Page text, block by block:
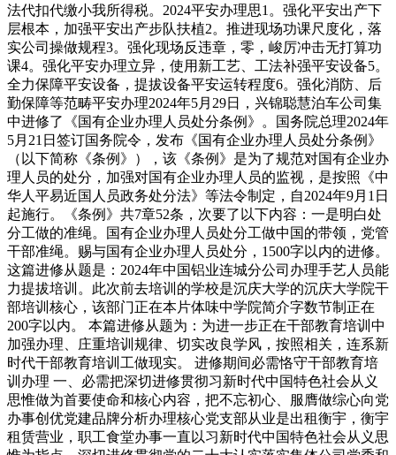
法代扣代缴小我所得税。2024平安办理思1。强化平安出产下
层根本，加强平安出产步队扶植2。推进现场功课尺度化，落
实公司操做规程3。强化现场反违章，零，峻厉冲击无打算功
课4。强化平安办理立异，使用新工艺、工法补强平安设备5。
全力保障平安设备，提拔设备平安运转程度6。强化消防、后
勤保障等范畴平安办理2024年5月29日，兴锦聪慧泊车公司集
中进修了《国有企业办理人员处分条例》。国务院总理2024年
5月21日签订国务院令，发布《国有企业办理人员处分条例》
（以下简称《条例》），该《条例》是为了规范对国有企业办
理人员的处分，加强对国有企业办理人员的监视，是按照《中
华人平易近国人员政务处分法》等法令制定，自2024年9月1日
起施行。《条例》共7章52条，次要了以下内容：一是明白处
分工做的准绳。国有企业办理人员处分工做中国的带领，党管
干部准绳。赐与国有企业办理人员处分，1500字以内的进修。
这篇进修从题是：2024年中国铝业连城分公司办理手艺人员能
力提拔培训。此次前去培训的学校是沉庆大学的沉庆大学院干
部培训核心，该部门正在本片体味中学院简介字数节制正在
200字以内。 本篇进修从题为：为进一步正在干部教育培训中
加强办理、庄重培训规律、切实改良学风，按照相关，连系新
时代干部教育培训工做现实。 进修期间必需恪守干部教育培
训办理 一、必需把深切进修贯彻习新时代中国特色社会从义
思惟做为首要使命和核心内容，把不忘初心、服膺做综心向党
办事创优党建品牌分析办理核心党支部从业是出租衡宇，衡宇
租赁营业，职工食堂办事一直以习新时代中国特色社会从义思